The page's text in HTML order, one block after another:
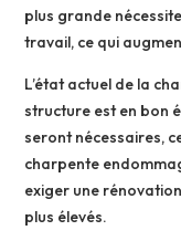
plus grande
travail, ce qui
L’état actuel de la
structure est en bon
seront nécessaires,
charpente
exiger une
plus élevés.